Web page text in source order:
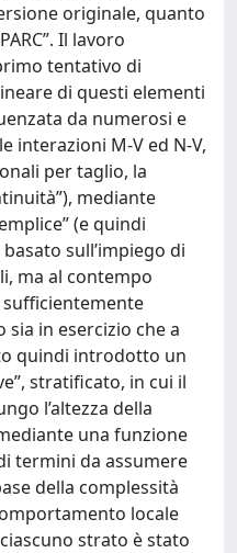
originale, quanto
Il lavoro
tentativo di
di questi elementi
da numerosi e
interazioni M-V ed N-V,
per taglio, la
mediante
(e quindi
sull’impiego di
ma al contempo
in esercizio che a
quindi introdotto un
stratificato, in cui il
l’altezza della
una funzione
termini da assumere
della complessità
locale
strato è stato